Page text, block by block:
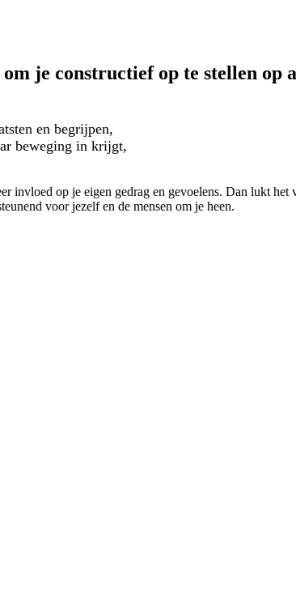
je constructief op te stellen op
en begrijpen,
beweging in krijgt,
invloed op je eigen gedrag en gevoelens. Dan lukt
voor jezelf en de mensen om je heen.